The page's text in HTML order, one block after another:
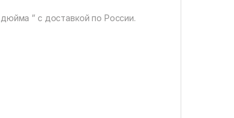
” с доставкой по России.